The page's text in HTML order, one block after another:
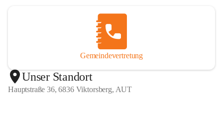
Gemeindevertretung
Unser Standort
Hauptstraße 36, 6836 Viktorsberg, AUT